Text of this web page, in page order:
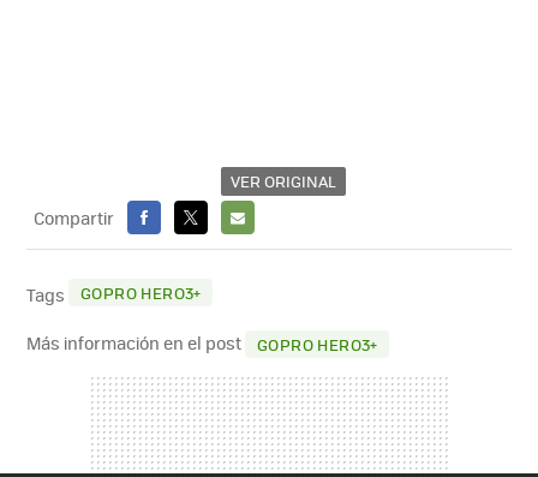
VER ORIGINAL
Compartir
FACEBOOK
X
E-
Tags GOPRO HERO3+
Más información en el post GOPRO HERO3+